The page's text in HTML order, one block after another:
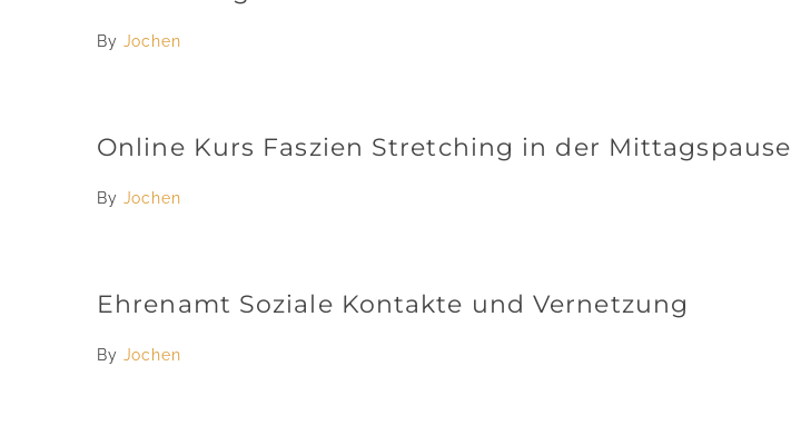
By Jochen
Online Kurs Faszien Stretching in der Mittagspause
By Jochen
Ehrenamt Soziale Kontakte und Vernetzung
By Jochen